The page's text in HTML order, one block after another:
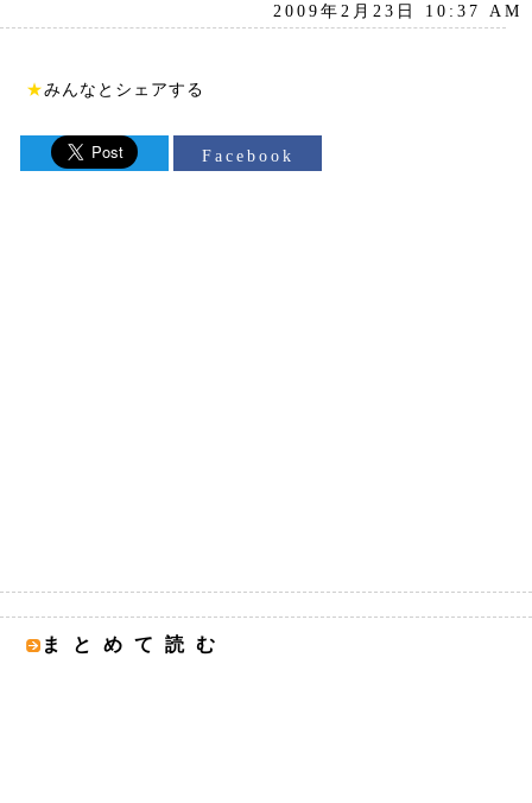
2009年2月23日 10:37 AM
★みんなとシェアする
Facebook
まとめて読む